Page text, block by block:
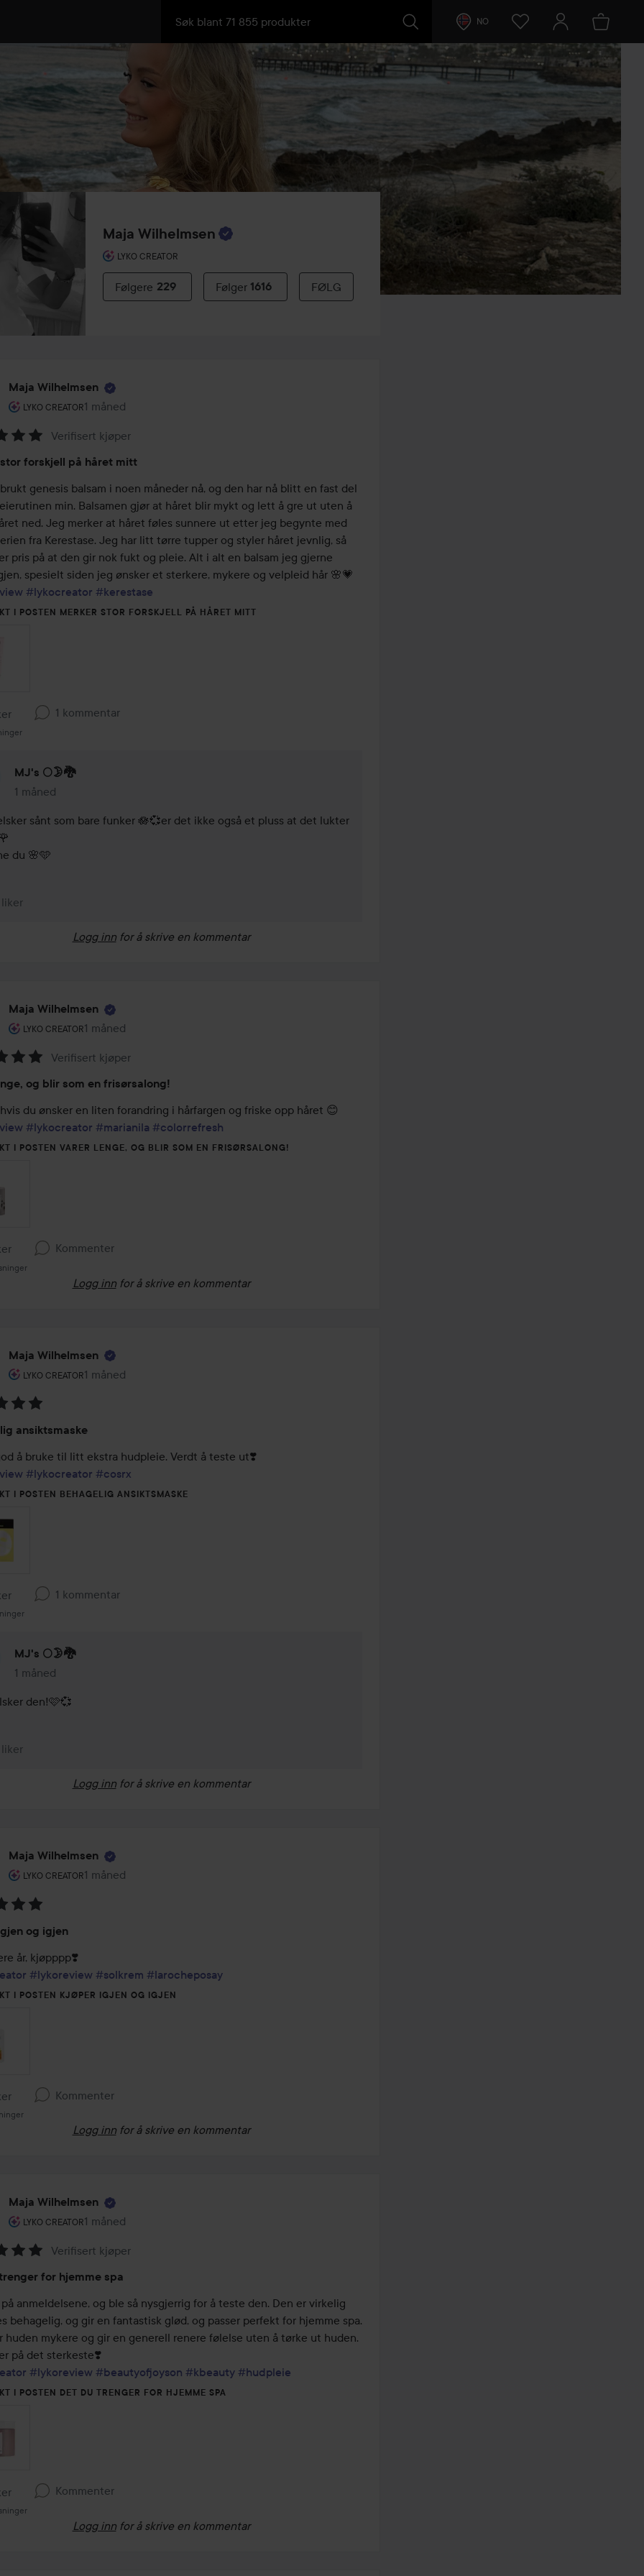
NO
Maja Wilhelmsen
LYKO CREATOR
Følgere 229 Følger 1616 FØLG
Maja Wilhelmsen
LYKO CREATOR
Brukerens rolle: Lyko Creator.
1 måned
Innlegget ble opprettet 1 måned
Verifisert kjøper
forskjell på håret mitt
genesis balsam i noen måneder nå, og den har nå blitt en fast del
min. Balsamen gjør at håret blir mykt og lett å gre ut uten å
ned. Jeg merker at håret føles sunnere ut etter jeg begynte med
fra Kerestase. Jeg har litt tørre tupper og styler håret jevnlig, så
pris på at den gir nok fukt og pleie. Alt i alt en balsam jeg gjerne
#lykocreator #kerestase
I POSTEN MERKER STOR FORSKJELL PÅ HÅRET MITT
1 kommentar
MJ's 🌕🌛🐉
1 måned
Kommentaren lades 1 måned
sånt som bare funker 🪷💞er det ikke også et pluss at det lukter
du 🌸🩵
Logg inn for å skrive en kommentar
Maja Wilhelmsen
LYKO CREATOR
Brukerens rolle: Lyko Creator.
1 måned
Innlegget ble opprettet 1 måned
Verifisert kjøper
og blir som en frisørsalong!
#lykocreator #marianila #colorrefresh
I POSTEN VARER LENGE, OG BLIR SOM EN FRISØRSALONG!
Kommenter
Logg inn for å skrive en kommentar
Maja Wilhelmsen
LYKO CREATOR
Brukerens rolle: Lyko Creator.
1 måned
Innlegget ble opprettet 1 måned
ansiktsmaske
#lykocreator #cosrx
I POSTEN BEHAGELIG ANSIKTSMASKE
1 kommentar
MJ's 🌕🌛🐉
1 måned
Kommentaren lades 1 måned
den!🩷💞
Logg inn for å skrive en kommentar
Maja Wilhelmsen
LYKO CREATOR
Brukerens rolle: Lyko Creator.
1 måned
Innlegget ble opprettet 1 måned
og igjen
#lykoreview #solkrem #larocheposay
I POSTEN KJØPER IGJEN OG IGJEN
Kommenter
Logg inn for å skrive en kommentar
Maja Wilhelmsen
LYKO CREATOR
Brukerens rolle: Lyko Creator.
1 måned
Innlegget ble opprettet 1 måned
Verifisert kjøper
for hjemme spa
anmeldelsene, og ble så nysgjerrig for å teste den. Den er virkelig
behagelig, og gir en fantastisk glød, og passer perfekt for hjemme spa.
huden mykere og gir en generell renere følelse uten å tørke ut huden.
#lykoreview #beautyofjoyson #kbeauty #hudpleie
I POSTEN DET DU TRENGER FOR HJEMME SPA
Kommenter
Logg inn for å skrive en kommentar